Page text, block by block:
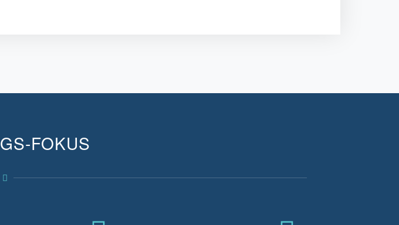
FOKUS